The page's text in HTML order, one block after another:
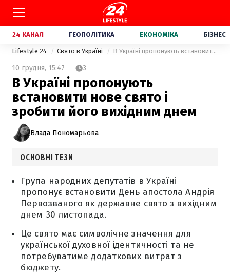
24 КАНАЛ ГЕОПОЛІТИКА ЕКОНОМІКА БІЗНЕС
Lifestyle 24 Свято в Україні В Україні пропонують встановити нове свято і зробити його вихідним днем
10 грудня, 15:47 3
В Україні пропонують
встановити нове свято і
зробити його вихідним днем
Влада Пономарьова
ОСНОВНІ ТЕЗИ
Група народних депутатів в Україні
пропонує встановити День апостола Андрія
Первозваного як державне свято з вихідним
днем 30 листопада.
Це свято має символічне значення для
української духовної ідентичності та не
потребуватиме додаткових витрат з
бюджету.